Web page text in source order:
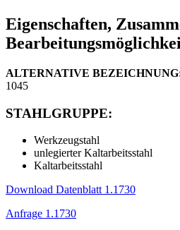
Eigenschaften,
ALTERNATIVE
1045
STAHLGRUPPE:
Werkzeugstahl
unlegierter Kaltarbeitsstahl
Kaltarbeitsstahl
Download Datenblatt 1.1730
Anfrage 1.1730